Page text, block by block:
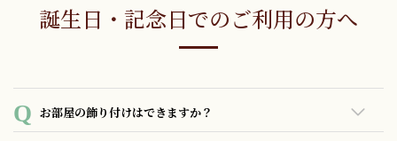
誕生日・記念日でのご利用の方へ
お部屋の飾り付けはできますか？